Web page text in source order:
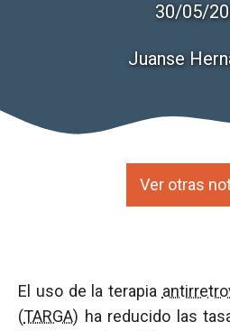
30/05/
Juanse
Ver otras
El uso de la terapia
(TARGA) ha reducido las